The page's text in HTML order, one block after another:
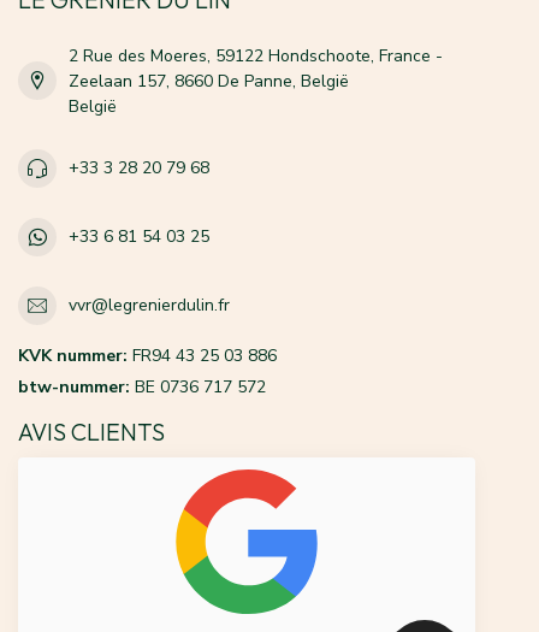
2 Rue des Moeres, 59122 Hondschoote, France -
Zeelaan 157, 8660 De Panne, België
België
+33 3 28 20 79 68
+33 6 81 54 03 25
vvr@legrenierdulin.fr
KVK nummer: FR94 43 25 03 886
btw-nummer: BE 0736 717 572
AVIS CLIENTS